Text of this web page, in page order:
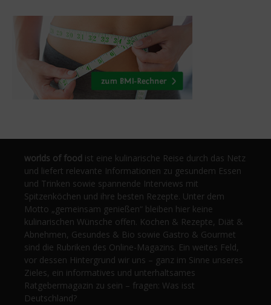
worlds of food ist eine kulinarische Reise durch das Netz
und liefert relevante Informationen zu gesundem Essen
und Trinken sowie spannende Interviews mit
Spitzenköchen und ihre besten Rezepte. Unter dem
Motto „gemeinsam genießen“ bleiben hier keine
kulinarischen Wünsche offen. Kochen & Rezepte, Diät &
Abnehmen, Gesundes & Bio sowie Gastro & Gourmet
sind die Rubriken des Online-Magazins. Ein weites Feld,
vor dessen Hintergrund wir uns – ganz im Sinne unseres
Zieles, ein informatives und unterhaltsames
Ratgebermagazin zu sein – fragen: Was isst
Deutschland?